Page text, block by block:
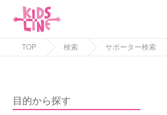
TOP 検索 サポーター検索
目的から探す